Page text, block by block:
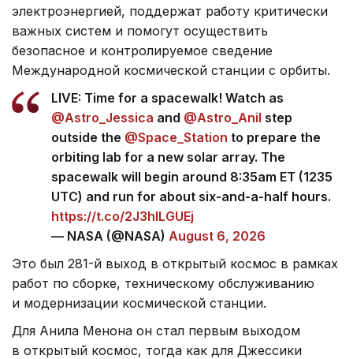
электроэнергией, поддержат работу критически
важных систем и помогут осуществить
безопасное и контролируемое сведение
Международной космической станции с орбиты.
LIVE: Time for a spacewalk! Watch as
@Astro_Jessica and @Astro_Anil step
outside the @Space_Station to prepare the
orbiting lab for a new solar array. The
spacewalk will begin around 8:35am ET (1235
UTC) and run for about six-and-a-half hours.
https://t.co/2J3hlLGUEj
— NASA (@NASA) August 6, 2026
Это был 281-й выход в открытый космос в рамках
работ по сборке, техническому обслуживанию
и модернизации космической станции.
Для Анила Менона он стал первым выходом
в открытый космос, тогда как для Джессики